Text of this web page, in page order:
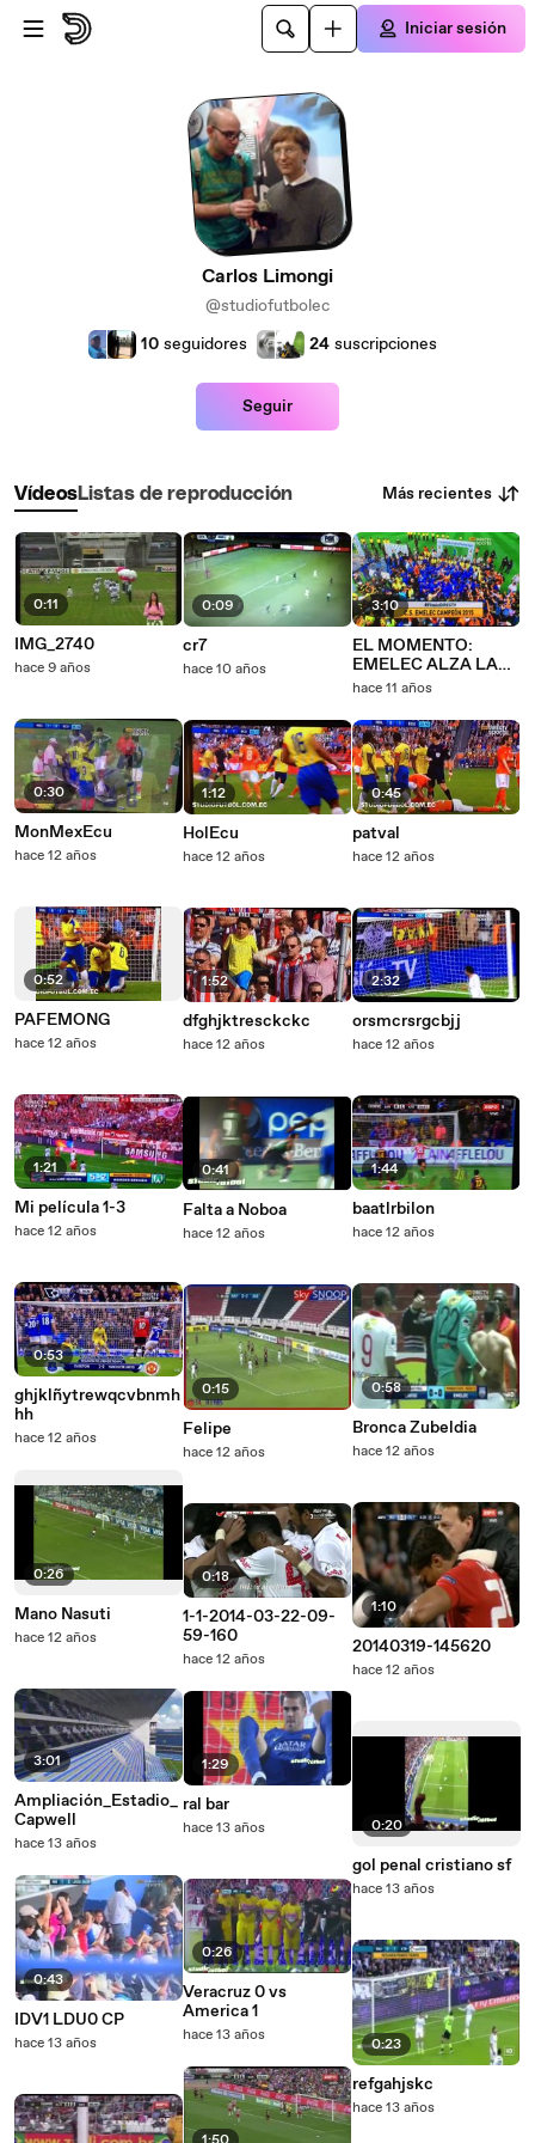
Saltar al contenido principal
Iniciar sesión
Carlos Limongi
@studiofutbolec
10 seguidores 24 suscripciones
Seguir
VídeosListas de reproducción Más recientes
0:11
IMG_2740
hace 9 años
0:30
MonMexEcu
hace 12 años
0:52
PAFEMONG
hace 12 años
1:21
Mi película 1-3
hace 12 años
0:53
ghjklñytrewqcvbnmh
hh
hace 12 años
0:26
Mano Nasuti
hace 12 años
3:01
Ampliación_Estadio_
Capwell
hace 13 años
0:43
IDV1 LDU0 CP
hace 13 años
0:09
cr7
hace 10 años
1:12
HolEcu
hace 12 años
1:52
dfghjktresckckc
hace 12 años
0:41
Falta a Noboa
hace 12 años
0:15
Felipe
hace 12 años
0:18
1-1-2014-03-22-09-
59-160
hace 12 años
1:29
ral bar
hace 13 años
0:26
Veracruz 0 vs
America 1
hace 13 años
3:10
EL MOMENTO:
EMELEC ALZA LA
COPA DE CAMPEÓN
hace 11 años
0:45
patval
hace 12 años
2:32
orsmcrsrgcbjj
hace 12 años
1:44
baatlrbilon
hace 12 años
0:58
Bronca Zubeldia
hace 12 años
1:10
20140319-145620
hace 12 años
0:20
gol penal cristiano sf
hace 13 años
0:23
refgahjskc
hace 13 años